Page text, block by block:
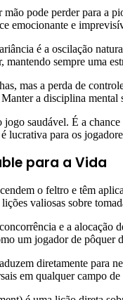
pode perder para a
emocionante e
é a oscilação
mantendo sempre uma
mas a perda de
a disciplina
jogo saudável. É a
para os
para a Vida
o feltro e têm
valiosas sobre
e a
um jogador de pôquer
diretamente para
em qualquer campo